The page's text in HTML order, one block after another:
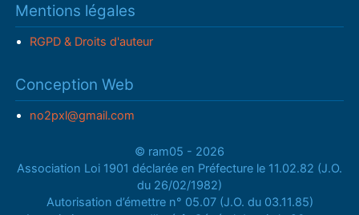
Mentions légales
RGPD & Droits d'auteur
Conception Web
no2pxl@gmail.com
© ram05 - 2026
Association Loi 1901 déclarée en Préfecture le 11.02.82 (J.O.
du 26/02/1982)
Autorisation d’émettre n° 05.07 (J.O. du 03.11.85)